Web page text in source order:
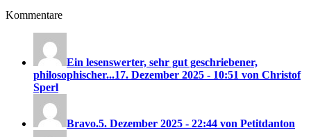
Kommentare
Ein lesenswerter, sehr gut geschriebener,
philosophischer...17. Dezember 2025 - 10:51 von Christof
Sperl
Bravo.5. Dezember 2025 - 22:44 von Petitdanton